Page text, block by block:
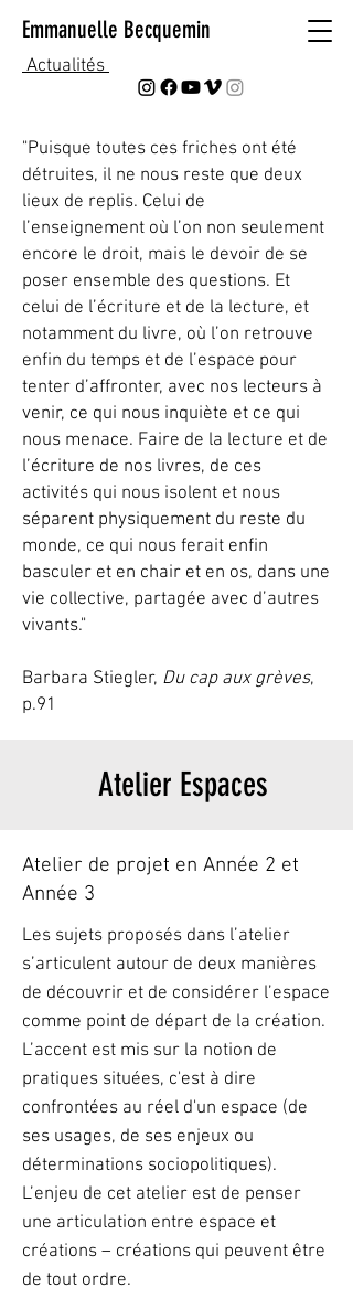
Emmanuelle Becquemin
Actualités
"Puisque toutes ces friches ont été
détruites, il ne nous reste que deux
lieux de replis. Celui de
l’enseignement où l’on non seulement
encore le droit, mais le devoir de se
poser ensemble des questions. Et
celui de l’écriture et de la lecture, et
notamment du livre, où l’on retrouve
enfin du temps et de l’espace pour
tenter d’affronter, avec nos lecteurs à
venir, ce qui nous inquiète et ce qui
nous menace. Faire de la lecture et de
l’écriture de nos livres, de ces
activités qui nous isolent et nous
séparent physiquement du reste du
monde, ce qui nous ferait enfin
basculer et en chair et en os, dans une
vie collective, partagée avec d’autres
vivants."
Barbara Stiegler, Du cap aux grèves,
p.91
Atelier Espaces
Atelier de projet en Année 2 et
Année 3
Les sujets proposés dans l’atelier
s’articulent autour de deux manières
de découvrir et de considérer l’espace
comme point de départ de la création.
L’accent est mis sur la notion de
pratiques situées, c'est à dire
confrontées au réel d'un espace (de
ses usages, de ses enjeux ou
déterminations sociopolitiques).
L’enjeu de cet atelier est de penser
une articulation entre espace et
créations – créations qui peuvent être
de tout ordre.